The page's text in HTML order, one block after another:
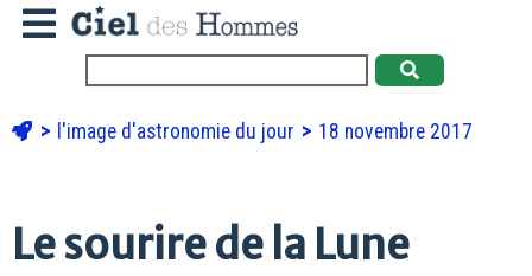
l'image d'astronomie du jour 18 novembre 2017
Le sourire de la Lune